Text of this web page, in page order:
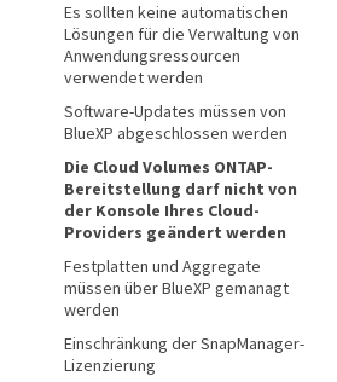
Es sollten keine automatischen
Lösungen für die Verwaltung von
Anwendungsressourcen
verwendet werden
Software-Updates müssen von
BlueXP abgeschlossen werden
Die Cloud Volumes ONTAP-
Bereitstellung darf nicht von
der Konsole Ihres Cloud-
Providers geändert werden
Festplatten und Aggregate
müssen über BlueXP gemanagt
werden
Einschränkung der SnapManager-
Lizenzierung